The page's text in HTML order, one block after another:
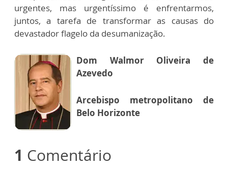
urgentes, mas urgentíssimo é enfrentarmos,
juntos, a tarefa de transformar as causas do
devastador flagelo da desumanização.
Dom Walmor Oliveira de
Azevedo
Arcebispo metropolitano de
Belo Horizonte
1 Comentário